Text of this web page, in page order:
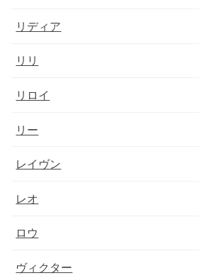
リディア
リリ
リロイ
リー
レイヴン
レオ
ロウ
ヴィクター